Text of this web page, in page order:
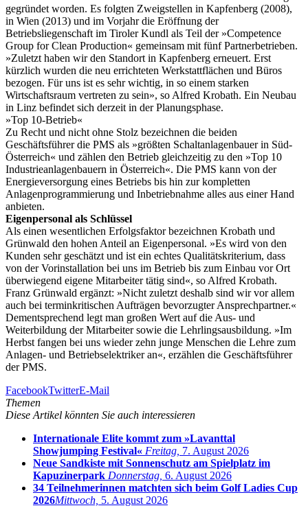
gegründet worden. Es folgten Zweigstellen in Kapfenberg (2008),
in Wien (2013) und im Vorjahr die Eröffnung der
Betriebsliegenschaft im Tiroler Kundl als Teil der »Competence
Group for Clean Production« gemeinsam mit fünf Partnerbetrieben.
»Zuletzt haben wir den Standort in Kapfenberg erneuert. Erst
kürzlich wurden die neu errichteten Werkstattflächen und Büros
bezogen. Für uns ist es sehr wichtig, in so einem starken
Wirtschaftsraum vertreten zu sein», so Alfred Krobath. Ein Neubau
in Linz befindet sich derzeit in der Planungsphase.
»Top 10-Betrieb«
Zu Recht und nicht ohne Stolz bezeichnen die beiden
Geschäftsführer die PMS als »größten Schaltanlagenbauer in Süd-
Österreich« und zählen den Betrieb gleichzeitig zu den »Top 10
Industrieanlagenbauern in Österreich«. Die PMS kann von der
Energieversorgung eines Betriebs bis hin zur kompletten
Anlagenprogrammierung und Inbetriebnahme alles aus einer Hand
anbieten.
Eigenpersonal als Schlüssel
Als einen wesentlichen Erfolgsfaktor bezeichnen Krobath und
Grünwald den hohen Anteil an Eigenpersonal. »Es wird von den
Kunden sehr geschätzt und ist ein echtes Qualitätskriterium, dass
von der Vorinstallation bei uns im Betrieb bis zum Einbau vor Ort
überwiegend eigene Mitarbeiter tätig sind«, so Alfred Krobath.
Franz Grünwald ergänzt: »Nicht zuletzt deshalb sind wir vor allem
auch bei terminkritischen Aufträgen bevorzugter Ansprechpartner.«
Dementsprechend legt man großen Wert auf die Aus- und
Weiterbildung der Mitarbeiter sowie die Lehrlingsausbildung. »Im
Herbst fangen bei uns wieder zehn junge Menschen die Lehre zum
Anlagen- und Betriebselektriker an«, erzählen die Geschäftsführer
der PMS.
FacebookTwitterE-Mail
Themen
Diese Artikel könnten Sie auch interessieren
Internationale Elite kommt zum »Lavanttal
Showjumping Festival« Freitag, 7. August 2026
Neue Sandkiste mit Sonnenschutz am Spielplatz im
Kapuzinerpark Donnerstag, 6. August 2026
34 Teilnehmerinnen matchten sich beim Golf Ladies Cup
2026Mittwoch, 5. August 2026